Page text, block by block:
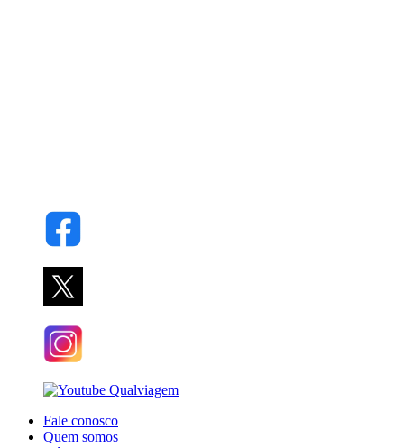
Fale conosco
Quem somos